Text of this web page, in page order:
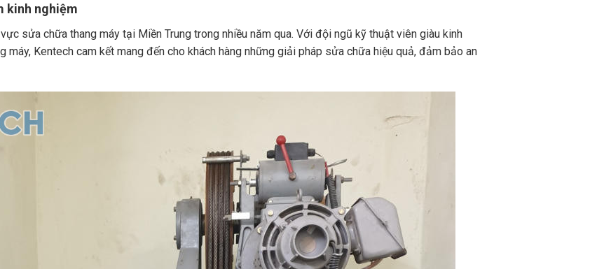
kinh nghiệm
sửa chữa thang máy tại Miền Trung trong nhiều năm qua. Với đội ngũ kỹ thuật viên giàu kinh
máy, Kentech cam kết mang đến cho khách hàng những giải pháp sửa chữa hiệu quả, đảm bảo an